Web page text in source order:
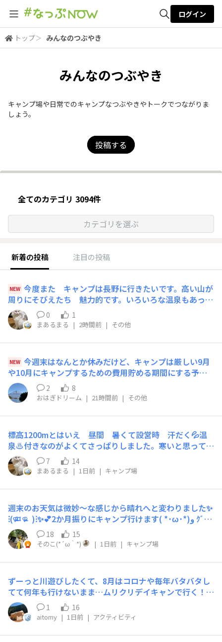
全体検索
ログイン
トップ＞ みんなのつぶやき
みんなのつぶやき
キャンプ場や日常でのキャンプなつぶやきやトークでつながりま
しょう。
投稿する
全てのカテゴリ 3094件
カテゴリを選ぶ
新着の投稿 注目の投稿
NEW 今度また キャンプは長野に行きたいです。高い山が
周りにそびえたち 魅力的です。いろいろな温泉もあって
楽しいです。東北の道の駅スタンプ集めもしたいですが、
長野へ向かってしまいます。タイミングあえば長野で犬関
係で知り合った人と会うかもです。連休あれば長野へGo
です。
0 1
まあるまる | 2時間前 | その他
NEW 今週末はなんとか休みだけど、キャンプは厳しい9月
や10月にキャンプするための費用貯める期間にする予定
でもあるから別に良いとなれば、釣具と椅子とガスバーナ
とラーメンクッカーだけ持って近い島に野宿か徹夜釣りす
るか、普通に堤防でちょい投げカゴでもやろうかなもうタ
カベ最盛期でもあるしね！
2 8
おはぎドリーム | 21時間前 | その他
標高1200mとはいえ 昼間 暑くて設営時 汗だく💦温
泉♨️付きなのがよくてさっぱりしました。寒いと思って
長袖多く持ってきちゃったのが失敗。半袖シャツあと一枚
多めに持っていくべきでした。暑い🥵
7 14
まあるまる | 1日前 | キャンプ場
週末のお天気は微妙〜な感じから晴れへと変わりました✨
⁝(ᵒ̴̶̷᷄⌑ ᵒ̴̶̷᷅ )⁝✨️︎💕︎︎2か月振りにキャンプ行けます( *˙ω˙*)و ｸﾞｯ!
キャンプ場も予約して気になっていたサイトも抑えられた
し(っ ॑꒳ ॑c)✨️︎💕︎︎初めて行くキャンプ場🏕天空キャンプベー
ス奥武蔵✨⁝(ᵒ̴̶̷᷄⌑ ᵒ̴̶̷᷅ )⁝✨️︎💕︎︎楽しみだぁ〜❀.(*´▽`*)❀.✨️︎💕︎︎
18 15
そのこ(*´ω｀*) | 1日前 | キャンプ場
ずーっと川遊びしたくて、8月はコロナや毎年バタバタし
てて何年も行けないまま…ムリクリデイキャンで行く！
と まさかの9日はもうお盆休みなんですね😅サイト内に
川流れてるところは当たり前に埋まってました～ なんと
かデイキャンはとれそう。泳げる河川が多い地域でよかっ
た💦
1 16
aitomy | 1日前 | アクティビティ